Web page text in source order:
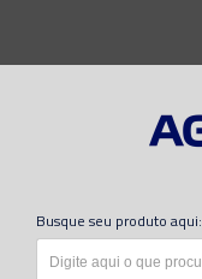
Busque seu produto aqui: